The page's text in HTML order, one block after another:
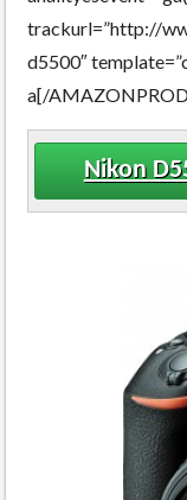
trackurl=”http://
d5500″
a[/
Nikon